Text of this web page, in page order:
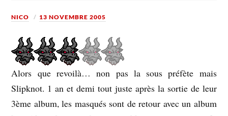
NICO 13 NOVEMBRE 2005
Alors que revoilà… non pas la sous préfète mais
Slipknot. 1 an et demi tout juste après la sortie de leur
3ème album, les masqués sont de retour avec un album